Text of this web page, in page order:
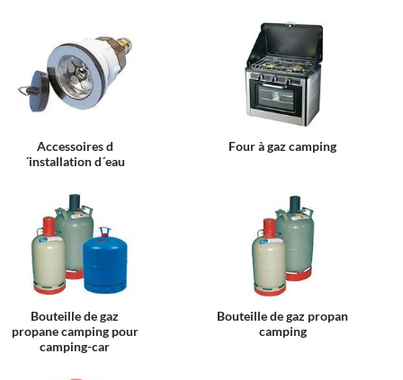
Accessoires d
´installation d´eau
Four à gaz camping
Bouteille de gaz
propane camping pour
camping-car
Bouteille de gaz propan
camping